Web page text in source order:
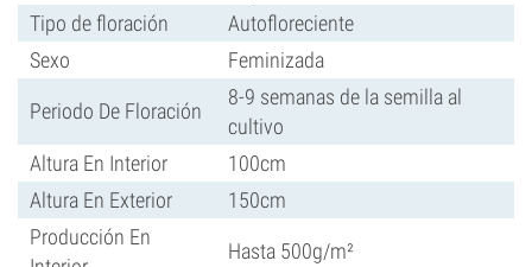
Tipo de floración
Autofloreciente
Sexo
Feminizada
Periodo De Floración
8-9 semanas de la semilla al
cultivo
Altura En Interior
100cm
Altura En Exterior
150cm
Producción En
Hasta 500g/m²